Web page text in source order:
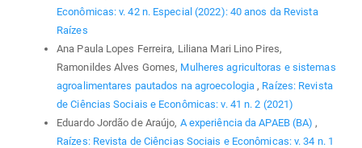
Econômicas: v. 42 n. Especial (2022): 40 anos da Revista
Raízes
Ana Paula Lopes Ferreira, Liliana Mari Lino Pires,
Ramonildes Alves Gomes, Mulheres agricultoras e sistemas
agroalimentares pautados na agroecologia , Raízes: Revista
de Ciências Sociais e Econômicas: v. 41 n. 2 (2021)
Eduardo Jordão de Araújo, A experiência da APAEB (BA) ,
Raízes: Revista de Ciências Sociais e Econômicas: v. 34 n. 1